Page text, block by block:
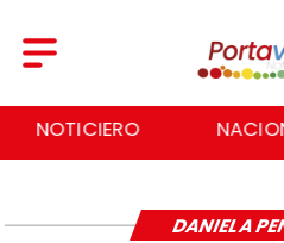
NOTICIERO
DANIELA